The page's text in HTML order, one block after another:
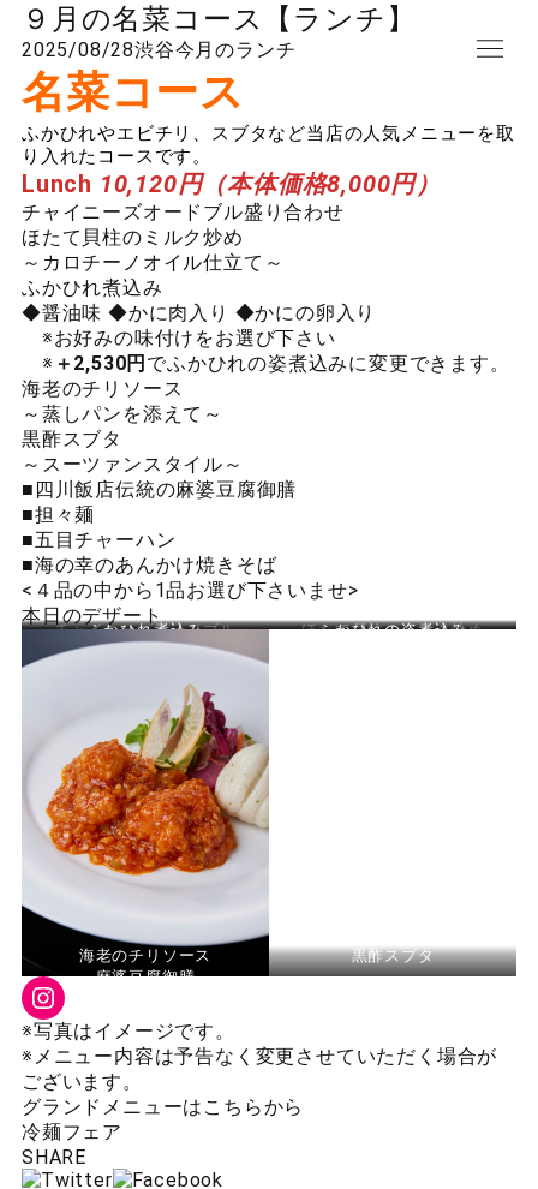
９月の名菜コース【ランチ】
2025/08/28渋谷今月のランチ
名菜コース
ふかひれやエビチリ、スブタなど当店の人気メニューを取
り入れたコースです。
Lunch 10,120円（本体価格8,000円）
チャイニーズオードブル盛り合わせ
ほたて貝柱のミルク炒め
～カロチーノオイル仕立て～
ふかひれ煮込み
◆醤油味 ◆かに肉入り ◆かにの卵入り
※お好みの味付けをお選び下さい
※ ＋2,530円 でふかひれの姿煮込みに変更できます。
海老のチリソース
～蒸しパンを添えて～
黒酢スブタ
～スーツァンスタイル～
■四川飯店伝統の麻婆豆腐御膳
■担々麺
■五目チャーハン
■海の幸のあんかけ焼きそば
<４品の中から1品お選び下さいませ>
本日のデザート
チャイニーズオードブル ほたて貝柱のミルク炒め
ふかひれ煮込み
ふかひれの姿煮込み
海老のチリソース
黒酢スブタ
麻婆豆腐御膳
Instagram
※写真はイメージです。
※メニュー内容は予告なく変更させていただく場合が
ございます。
グランドメニューはこちらから
冷麺フェア
SHARE